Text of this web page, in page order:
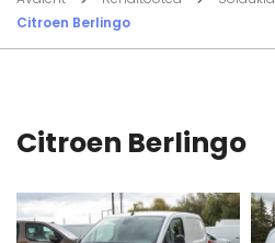
Citroen Berlingo
Citroen Berlingo